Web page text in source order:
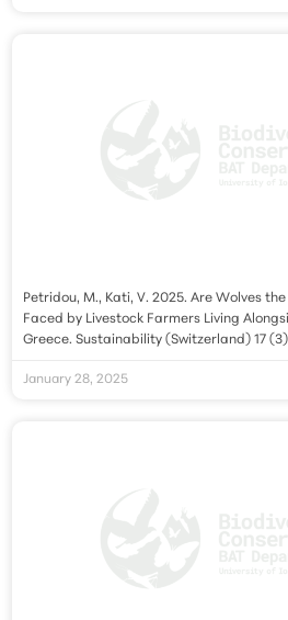
Petridou, M., Kati, V. 2025. Are Wolves
Faced by Livestock Farmers Living
Greece. Sustainability (Switzerland) 17
January 28, 2025